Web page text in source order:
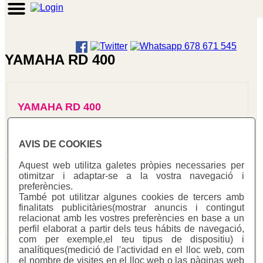
AVIS DE COOKIES
Aquest web utilitza galetes pròpies necessaries per
otimitzar i adaptar-se a la vostra navegació i
preferències.
També pot utilitzar algunes cookies de tercers amb
finalitats publicitàries(mostrar anuncis i contingut
relacionat amb les vostres preferències en base a un
perfil elaborat a partir dels teus hábits de navegació,
com per exemple,el teu tipus de dispositiu) i
analítiques(medició de l'actividad en el lloc web, com
el nombre de visites en el lloc web o las pàginas web
YAMAHA RD 400
YAMAHA RD 400
YAMAHA RD 400 AIR COOLED
YAMAHA RD 400 LC